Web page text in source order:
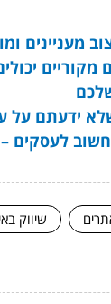
מעניינים
מקוריים
לעסקים
שיווק